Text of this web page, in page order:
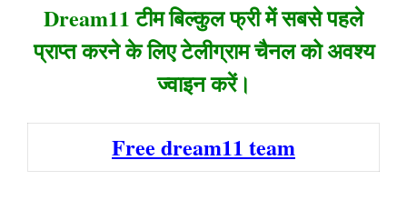
Dream11 टीम बिल्कुल फ्री में सबसे पहले
प्राप्त करने के लिए टेलीग्राम चैनल को अवश्य
ज्वाइन करें।
Free dream11 team